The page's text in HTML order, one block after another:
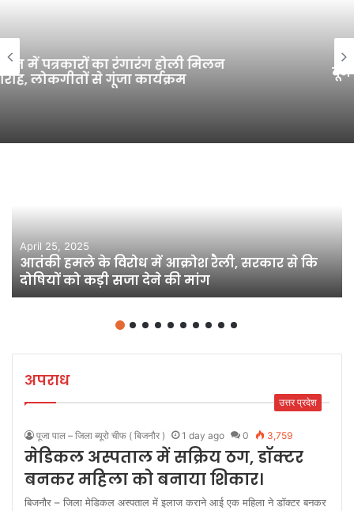
दून अस्पताल के बाहर वाली मजार हुई जमींदोज
April 25, 2025
आतंकी हमले के विरोध में आक्रोश रैली, सरकार से कि
दोषियों को कड़ी सजा देने की मांग
अपराध
उत्तर प्रदेश
पूजा पाल – जिला ब्यूरो चीफ ( बिजनौर ) 1 day ago 0 3,759
मेडिकल अस्पताल में सक्रिय ठग, डॉक्टर
बनकर महिला को बनाया शिकार।
बिजनौर – जिला मेडिकल अस्पताल में इलाज कराने आई एक महिला ने डॉक्टर बनकर